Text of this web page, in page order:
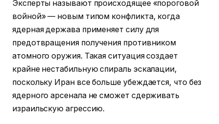
Эксперты называют происходящее «пороговой
войной» — новым типом конфликта, когда
ядерная держава применяет силу для
предотвращения получения противником
атомного оружия. Такая ситуация создает
крайне нестабильную спираль эскалации,
поскольку Иран все больше убеждается, что без
ядерного арсенала не сможет сдерживать
израильскую агрессию.